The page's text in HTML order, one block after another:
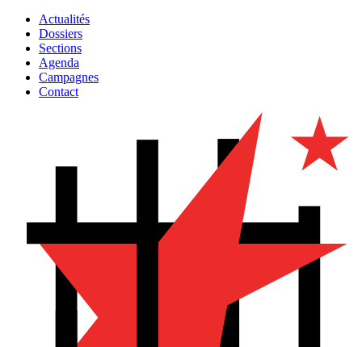
Actualités
Dossiers
Sections
Agenda
Campagnes
Contact